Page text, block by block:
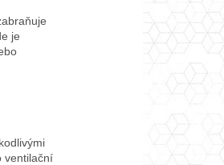
je
ventilační